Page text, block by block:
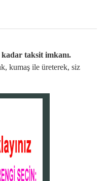
kadar taksit imkanı.
kumaş ile üreterek, siz